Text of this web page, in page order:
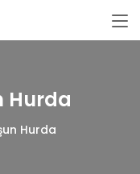
Hurda
Hurda